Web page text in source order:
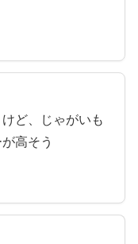
ど、じゃがいも
高そう